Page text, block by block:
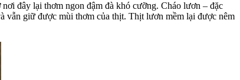
đây lại thơm ngon đậm đà khó cưỡng. Cháo lươn – đặc
vẫn giữ được mùi thơm của thịt. Thịt lươn mềm lại được nêm